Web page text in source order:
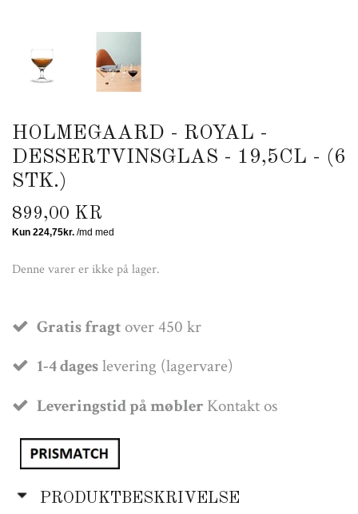
HOLMEGAARD - ROYAL -
DESSERTVINSGLAS - 19,5CL - (6
STK.)
899,00 KR
Denne varer er ikke på lager.
Gratis fragtover 450 kr
1-4 dageslevering (lagervare)
Leveringstid på møbler Kontakt os
PRODUKTBESKRIVELSE